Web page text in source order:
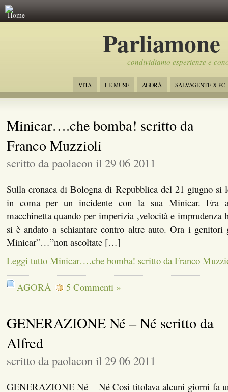
Home
Parliamone
condividiamo esperienze e
VITA LE MUSE AGORÀ SALVAGENTE X PC
Minicar….che bomba! scritto da
Franco Muzzioli
scritto da paolacon il 29 06 2011
Sulla cronaca di Bologna di Repubblica del 21 giugno si
in coma per un incidente con la sua Minicar. Era
macchinetta quando per imperizia ,velocità e imprudenza
si è andato a schiantare contro altre auto. Ora i
Minicar”…”non ascoltate […]
Leggi tutto Minicar….che bomba! scritto da Franco
AGORÀ 5 Commenti »
GENERAZIONE Né – Né scritto da
Alfred
scritto da paolacon il 29 06 2011
GENERAZIONE Né – Né Cosi titolava alcuni giorni fa